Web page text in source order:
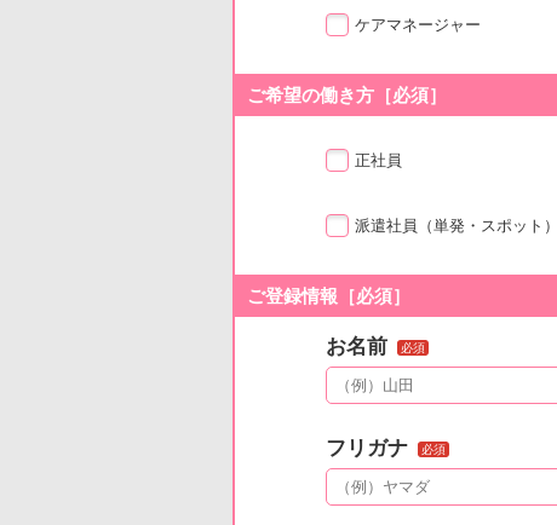
ケアマネージャー
ご希望の働き方［必須］
正社員
派遣社員 （単発・スポット）
ご登録情報［必須］
お名前 必須
フリガナ 必須